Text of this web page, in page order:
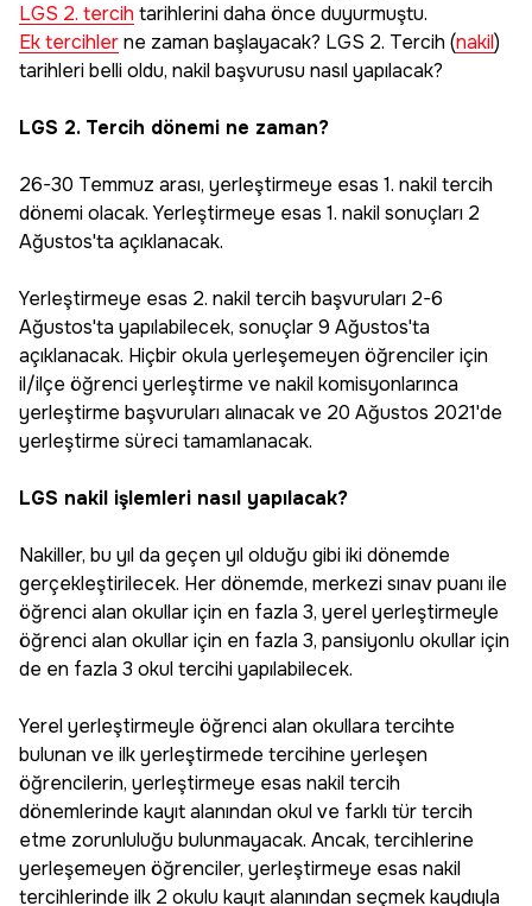
LGS 2. tercih tarihlerini daha önce duyurmuştu.
Ek tercihlerne zaman başlayacak? LGS 2. Tercih (nakil)
tarihleri belli oldu, nakil başvurusu nasıl yapılacak?
LGS 2. Tercih dönemi ne zaman?
26-30 Temmuz arası, yerleştirmeye esas 1. nakil tercih
dönemi olacak. Yerleştirmeye esas 1. nakil sonuçları 2
Ağustos'ta açıklanacak.
Yerleştirmeye esas 2. nakil tercih başvuruları 2-6
Ağustos'ta yapılabilecek, sonuçlar 9 Ağustos'ta
açıklanacak. Hiçbir okula yerleşemeyen öğrenciler için
il/ilçe öğrenci yerleştirme ve nakil komisyonlarınca
yerleştirme başvuruları alınacak ve 20 Ağustos 2021'de
yerleştirme süreci tamamlanacak.
LGS nakil işlemleri nasıl yapılacak?
Nakiller, bu yıl da geçen yıl olduğu gibi iki dönemde
gerçekleştirilecek. Her dönemde, merkezi sınav puanı ile
öğrenci alan okullar için en fazla 3, yerel yerleştirmeyle
öğrenci alan okullar için en fazla 3, pansiyonlu okullar için
de en fazla 3 okul tercihi yapılabilecek.
Yerel yerleştirmeyle öğrenci alan okullara tercihte
bulunan ve ilk yerleştirmede tercihine yerleşen
öğrencilerin, yerleştirmeye esas nakil tercih
dönemlerinde kayıt alanından okul ve farklı tür tercih
etme zorunluluğu bulunmayacak. Ancak, tercihlerine
yerleşemeyen öğrenciler, yerleştirmeye esas nakil
tercihlerinde ilk 2 okulu kayıt alanından seçmek kaydıyla